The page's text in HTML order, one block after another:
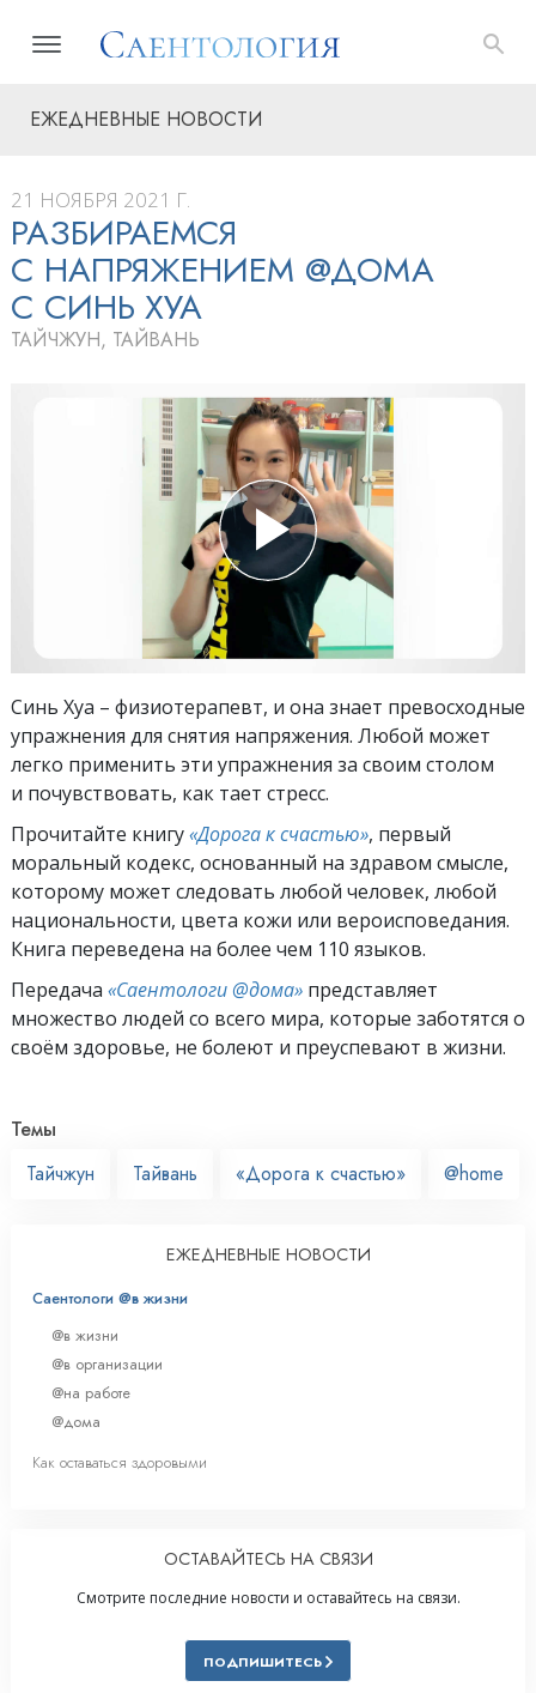
ЕЖЕДНЕВНЫЕ НОВОСТИ
21 НОЯБРЯ 2021 Г.
РАЗБИРАЕМСЯ
С НАПРЯЖЕНИЕМ @ДОМА
С СИНЬ ХУА
ТАЙЧЖУН, ТАЙВАНЬ
Синь Хуа – физиотерапевт, и она знает превосходные
упражнения для снятия напряжения. Любой может
легко применить эти упражнения за своим столом
и почувствовать, как тает стресс.
Прочитайте книгу«Дорога к счастью», первый
моральный кодекс, основанный на здравом смысле,
которому может следовать любой человек, любой
национальности, цвета кожи или вероисповедания.
Книга переведена на более чем 110 языков.
Передача «Саентологи @дома» представляет
множество людей со всего мира, которые заботятся о
своём здоровье, не болеют и преуспевают в жизни.
Темы
Тайчжун
Тайвань «Дорога к счастью» @home
ЕЖЕДНЕВНЫЕ НОВОСТИ
Саентологи @в жизни
@в жизни
@в организации
@на работе
@дома
Как оставаться здоровыми
ОСТАВАЙТЕСЬ НА СВЯЗИ
Смотрите последние новости и оставайтесь на связи.
ПОДПИШИТЕСЬ